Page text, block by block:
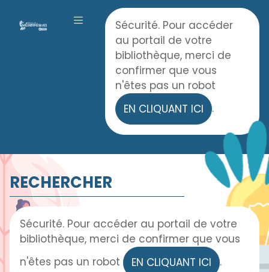
Accueil
OUVRIR LE MENU
Sécurité. Pour accéder
au portail de votre
bibliothèque, merci de
confirmer que vous
n'êtes pas un robot
EN CLIQUANT ICI
.
RECHERCHER
Sécurité. Pour accéder au portail de votre
bibliothèque, merci de confirmer que vous
n'êtes pas un robot
EN CLIQUANT ICI .
Panneau de gestion des cookies